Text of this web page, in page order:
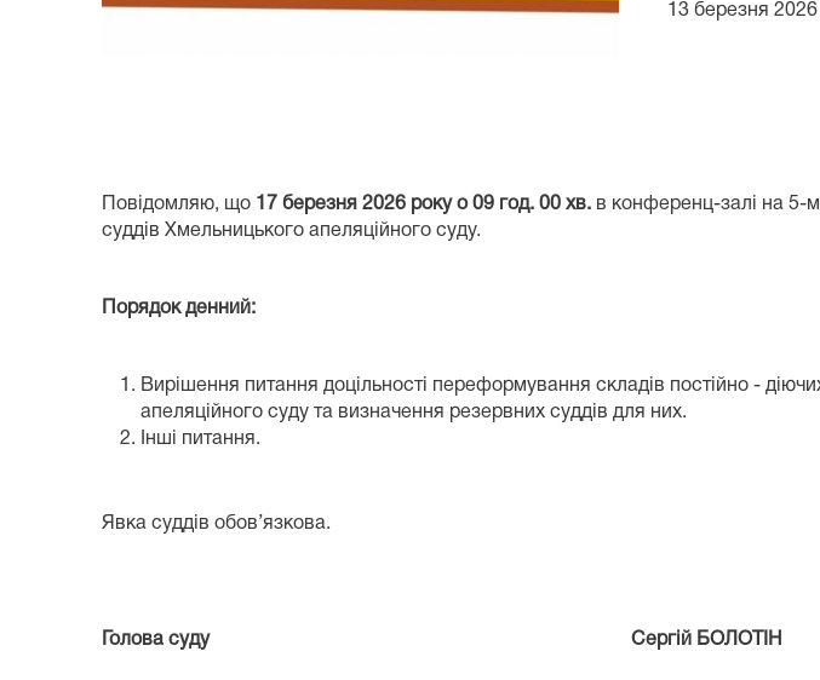
13
Повідомляю, що 17 березня 2026 року о 09 год. 00 хв. в конференц-залі на 5-
суддів Хмельницького апеляційного суду.
Порядок денний:
Вирішення питання доцільності переформування складів постійно -
апеляційного суду та визначення резервних суддів для них.
Інші питання.
Явка суддів обов’язкова.
Голова суду Сергій БОЛОТІН